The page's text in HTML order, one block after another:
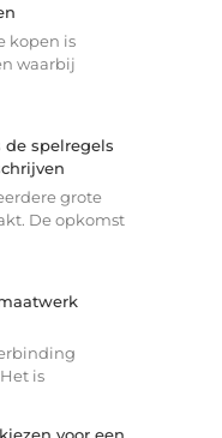
kopen is
waarbij
de spelregels
grote
De opkomst
is